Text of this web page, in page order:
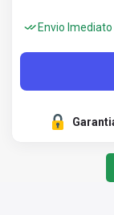
Envio Imediato